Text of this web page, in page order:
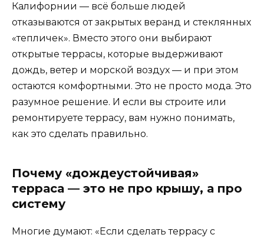
Калифорнии — всё больше людей
отказываются от закрытых веранд и стеклянных
«тепличек». Вместо этого они выбирают
открытые террасы, которые выдерживают
дождь, ветер и морской воздух — и при этом
остаются комфортными. Это не просто мода. Это
разумное решение. И если вы строите или
ремонтируете террасу, вам нужно понимать,
как это сделать правильно.
Почему «дождеустойчивая»
терраса — это не про крышу, а про
систему
Многие думают: «Если сделать террасу с